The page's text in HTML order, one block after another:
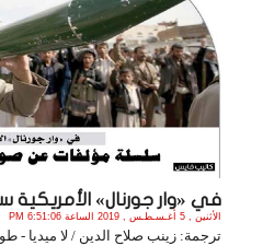
في «وار جورنال» الأمريكية
الأثنين , 5 أغـسـطـس , 2019 الساعة 6:51:06 PM
ترجمة: زينب صلاح الدين / لا ميديا -